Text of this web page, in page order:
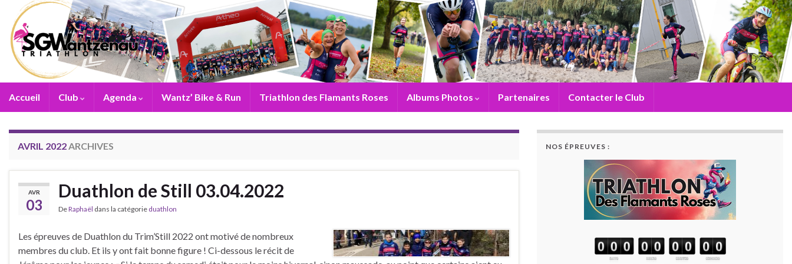
Accueil Club Agenda Wantz’ Bike & Run Triathlon des Flamants Roses Albums Photos Partenaires Contacter le Club
AVRIL 2022ARCHIVES
AVR
03
Duathlon de Still 03.04.2022
DeRaphaël dans la catégorie duathlon
Les épreuves de Duathlon du Trim’Still 2022 ont motivé de nombreux
membres du club. Et ils y ont fait bonne figure ! Ci-dessous le récit de
NOS ÉPREUVES :